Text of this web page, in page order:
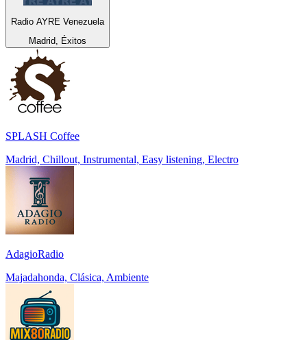
Radio AYRE Venezuela
Madrid, Éxitos
SPLASH Coffee
Madrid, Chillout, Instrumental, Easy listening, Electro
AdagioRadio
Majadahonda, Clásica, Ambiente